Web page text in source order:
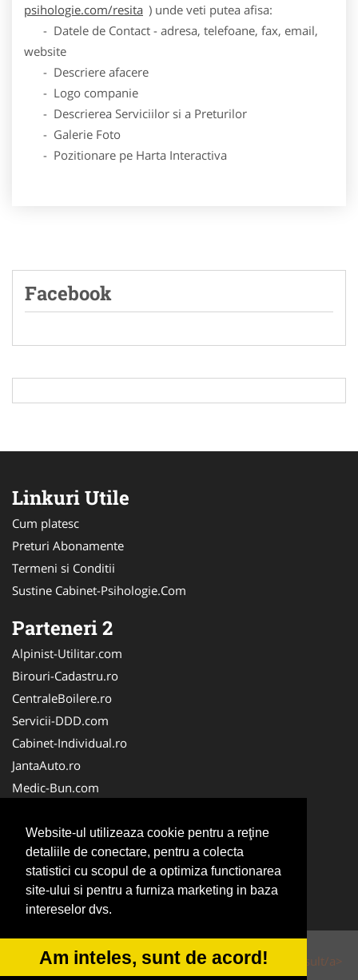
Website-ul utilizeaza cookie pentru a reţine
detaliile de conectare, pentru a colecta
statistici cu scopul de a optimiza functionarea
site-ului si pentru a furniza marketing in baza
intereselor dvs.
Am inteles, sunt de acord!
psihologie.com/resita ) unde veti putea afisa:
- Datele de Contact - adresa, telefoane, fax, email,
website
- Descriere afacere
- Logo companie
- Descrierea Serviciilor si a Preturilor
- Galerie Foto
- Pozitionare pe Harta Interactiva
Facebook
Linkuri Utile
Cum platesc
Preturi Abonamente
Termeni si Conditii
Sustine Cabinet-Psihologie.Com
Parteneri 2
Alpinist-Utilitar.com
Birouri-Cadastru.ro
CentraleBoilere.ro
Servicii-DDD.com
Cabinet-Individual.ro
JantaAuto.ro
Medic-Bun.com
Apicultorul.com
CentruInchirieri.ro
Oftalmologul.ro
Stomatologul.com
© 2014-2026 Powered byVilonMedia&Tokaido Consult/a>